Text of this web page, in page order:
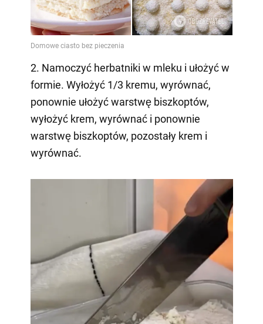
2. Namoczyć herbatniki w mleku i ułożyć w
formie. Wyłożyć 1/3 kremu, wyrównać,
ponownie ułożyć warstwę biszkoptów,
wyłożyć krem, wyrównać i ponownie
warstwę biszkoptów, pozostały krem i
wyrównać.